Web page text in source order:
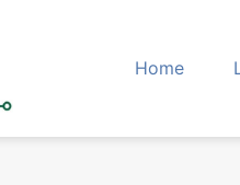
Home